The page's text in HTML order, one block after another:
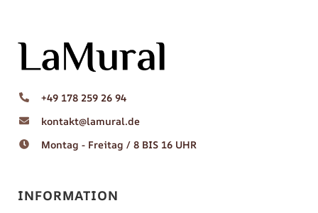
+49 178 259 26 94
kontakt@lamural.de
Montag - Freitag / 8 BIS 16 UHR
INFORMATION